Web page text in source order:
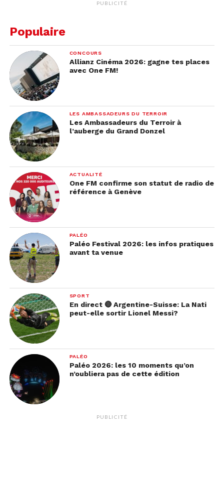
PUBLICITÉ
Populaire
CONCOURS
Allianz Cinéma 2026: gagne tes places
avec One FM!
LES AMBASSADEURS DU TERROIR
Les Ambassadeurs du Terroir à
l’auberge du Grand Donzel
ACTUALITÉ
One FM confirme son statut de radio de
référence à Genève
PALÉO
Paléo Festival 2026: les infos pratiques
avant ta venue
SPORT
En direct 🔴 Argentine-Suisse: La Nati
peut-elle sortir Lionel Messi?
PALÉO
Paléo 2026: les 10 moments qu’on
n’oubliera pas de cette édition
PUBLICITÉ